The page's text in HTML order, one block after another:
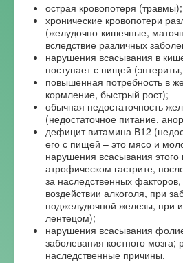
острая кровопотеря (травмы);
хронические кровопотери
(желудочно-кишечные,
вследствие различных
нарушения всасывания в
поступает с пищей
повышенная потребность в
кормление, быстрый рост);
обычная недостаточность
(недостаточное питание,
дефицит витамина В12
его с пищей – это мясо и
нарушения всасывания
атрофическом гастрите,
за наследственных
воздействии алкоголя, при
поджелудочной железы, при
лентецом);
нарушения всасывания
заболевания костного мозга;
наследственные причины.